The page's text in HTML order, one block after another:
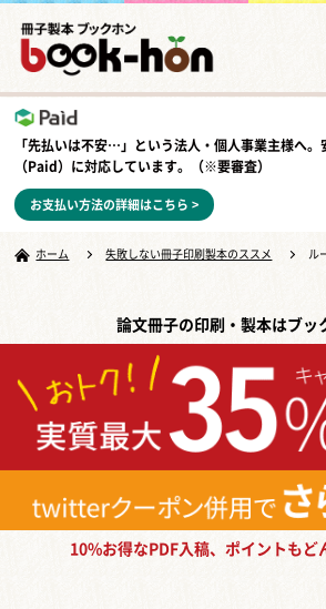
「先払いは不安…」という法人・個人事業主様へ。
（Paid） に対応しています。（※要審査）
お支払い方法の詳細はこちら >
ホーム 失敗しない冊子印刷製本のススメ ル
論文冊子の印刷・製本はブッ
10%お得なPDF入稿、ポイントもど